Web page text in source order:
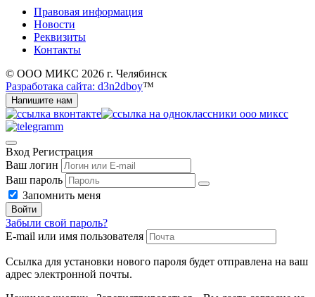
Правовая информация
Новости
Реквизиты
Контакты
© ООО МИКС 2026 г. Челябинск
Разработака сайта: d3n2dboy™
Напишите нам
Вход Регистрация
Ваш логин
Ваш пароль
Запомнить меня
Войти
Забыли свой пароль?
E-mail или имя пользователя
Ссылка для установки нового пароля будет отправлена ​​на ваш
адрес электронной почты.